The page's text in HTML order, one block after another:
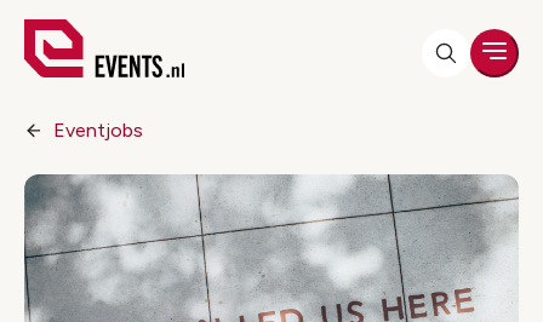
Eventjobs